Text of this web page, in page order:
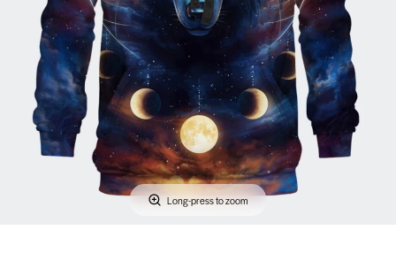
Long-press to zoom